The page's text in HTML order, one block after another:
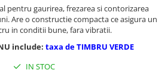
si
si
pentru gaurirea, frezarea si contorizarea
Are o constructie compacta ce asigura un
in conditii bune, fara vibratii.
include: taxa de TIMBRU VERDE
IN STOC